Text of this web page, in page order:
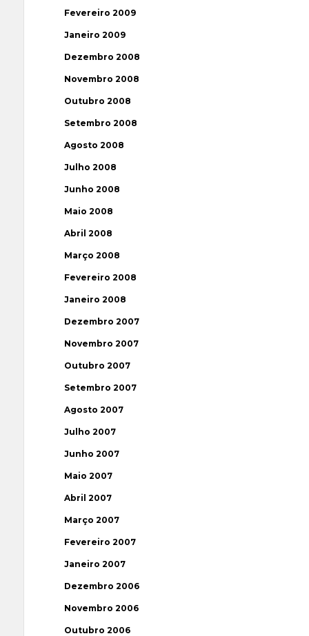
Fevereiro 2009
Janeiro 2009
Dezembro 2008
Novembro 2008
Outubro 2008
Setembro 2008
Agosto 2008
Julho 2008
Junho 2008
Maio 2008
Abril 2008
Março 2008
Fevereiro 2008
Janeiro 2008
Dezembro 2007
Novembro 2007
Outubro 2007
Setembro 2007
Agosto 2007
Julho 2007
Junho 2007
Maio 2007
Abril 2007
Março 2007
Fevereiro 2007
Janeiro 2007
Dezembro 2006
Novembro 2006
Outubro 2006